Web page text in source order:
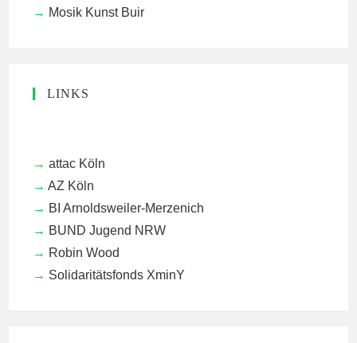
Mosik Kunst Buir
LINKS
attac Köln
AZ Köln
BI Arnoldsweiler-Merzenich
BUND Jugend NRW
Robin Wood
Solidaritätsfonds XminY